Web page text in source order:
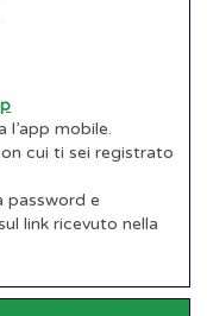
l’app mobile.
cui ti sei registrato
password e
link ricevuto nella